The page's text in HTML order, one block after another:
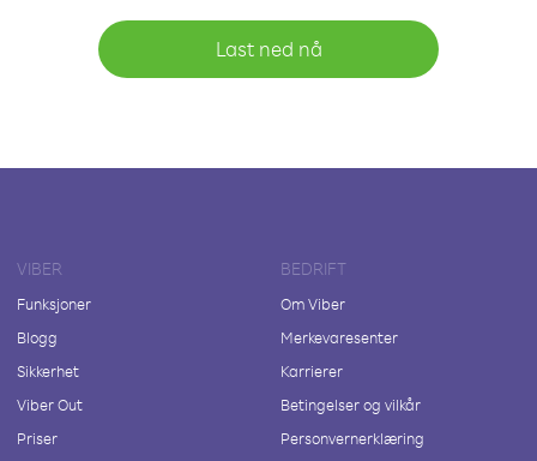
Last ned nå
VIBER
Funksjoner
Blogg
Sikkerhet
Viber Out
Priser
BEDRIFT
Om Viber
Merkevaresenter
Karrierer
Betingelser og vilkår
Personvernerklæring